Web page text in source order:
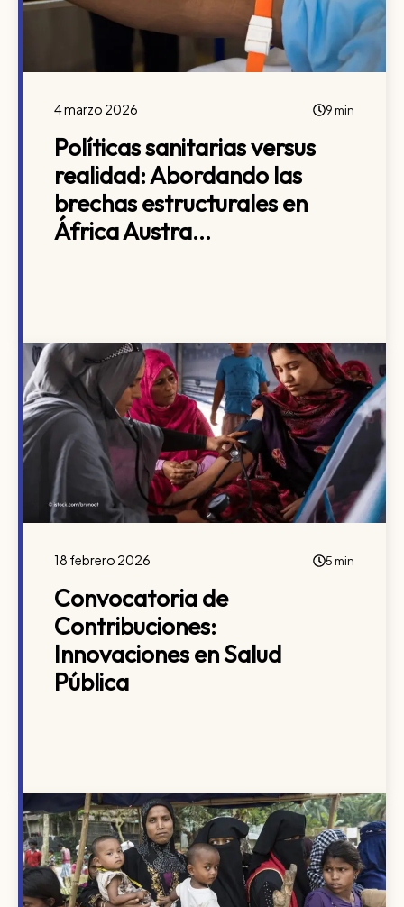
4 marzo 2026 9 min
Políticas sanitarias versus
realidad: Abordando las
brechas estructurales en
África Austra...
18 febrero 2026 5 min
Convocatoria de
Contribuciones:
Innovaciones en Salud
Pública